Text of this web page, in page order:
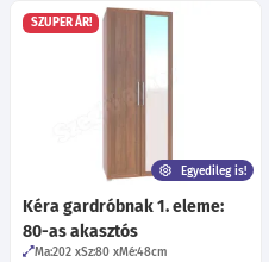
SZUPER ÁR!
Egyedileg is!
Kéra gardróbnak 1. eleme:
80-as akasztós
Ma:202 Sz:80 Mé:48cm